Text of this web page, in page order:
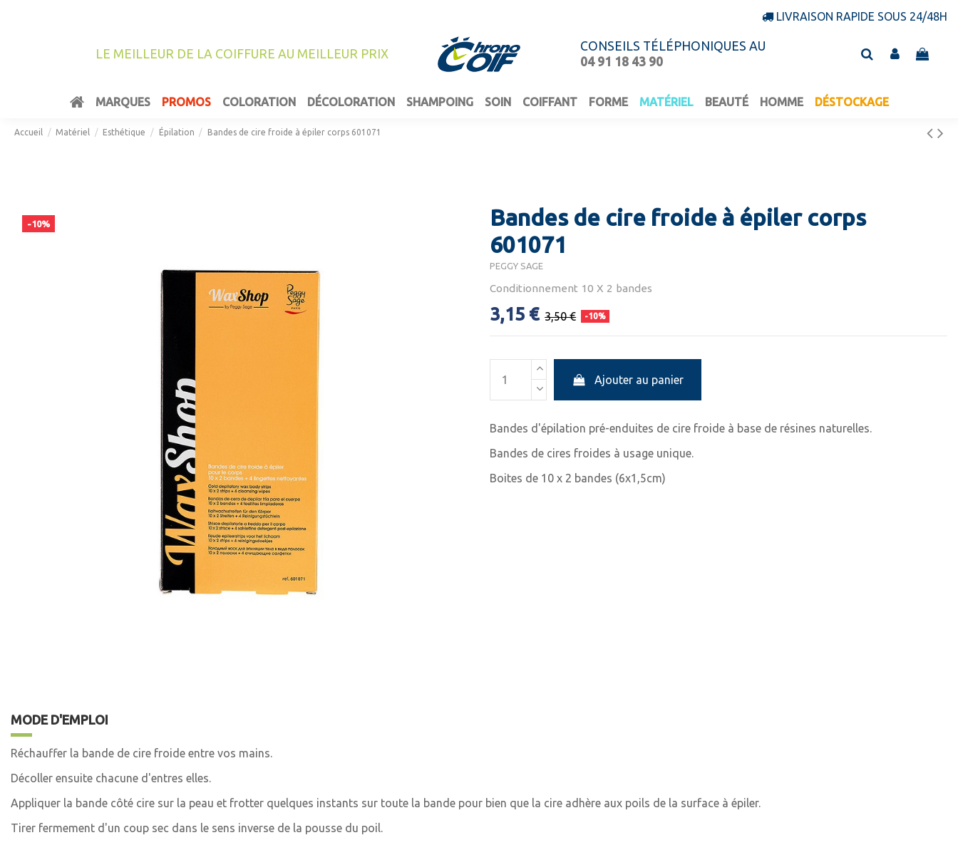
LIVRAISON RAPIDE SOUS 24/48H
LE MEILLEUR DE LA COIFFURE AU MEILLEUR PRIX
CONSEILS TÉLÉPHONIQUES AU
04 91 18 43 90
MARQUES PROMOS COLORATION DÉCOLORATION SHAMPOING SOIN COIFFANT FORME MATÉRIEL BEAUTÉ HOMME DÉSTOCKAGE
Accueil Matériel Esthétique Épilation Bandes de cire froide à épiler corps 601071
-10%
Bandes de cire froide à épiler corps
601071
PEGGY SAGE
Conditionnement 10 X 2 bandes
3,15 € 3,50 € -10%
Ajouter au panier
Bandes d'épilation pré-enduites de cire froide à base de résines naturelles.
Bandes de cires froides à usage unique.
Boites de 10 x 2 bandes (6x1,5cm)
MODE D'EMPLOI
Réchauffer la bande de cire froide entre vos mains.
Décoller ensuite chacune d'entres elles.
Appliquer la bande côté cire sur la peau et frotter quelques instants sur toute la bande pour bien que la cire adhère aux poils de la surface à épiler.
Tirer fermement d'un coup sec dans le sens inverse de la pousse du poil.